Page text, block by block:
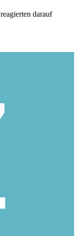
reagierten darauf